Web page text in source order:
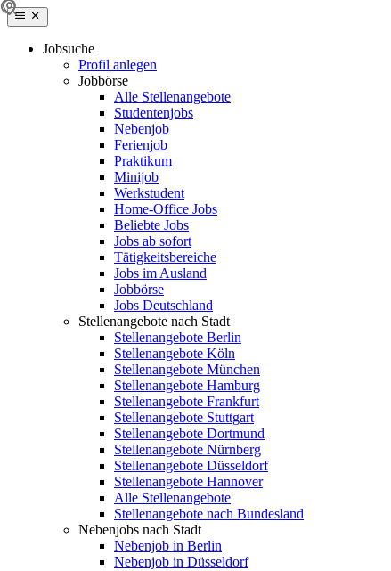
Jobsuche
Profil anlegen
Jobbörse
Alle Stellenangebote
Studentenjobs
Nebenjob
Ferienjob
Praktikum
Minijob
Werkstudent
Home-Office Jobs
Beliebte Jobs
Jobs ab sofort
Tätigkeitsbereiche
Jobs im Ausland
Jobbörse
Jobs Deutschland
Stellenangebote nach Stadt
Stellenangebote Berlin
Stellenangebote Köln
Stellenangebote München
Stellenangebote Hamburg
Stellenangebote Frankfurt
Stellenangebote Stuttgart
Stellenangebote Dortmund
Stellenangebote Nürnberg
Stellenangebote Düsseldorf
Stellenangebote Hannover
Alle Stellenangebote
Stellenangebote nach Bundesland
Nebenjobs nach Stadt
Nebenjob in Berlin
Nebenjob in Düsseldorf